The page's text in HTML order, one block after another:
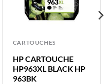
CARTOUCHES
HP CARTOUCHE
HP963XL BLACK HP
963BK